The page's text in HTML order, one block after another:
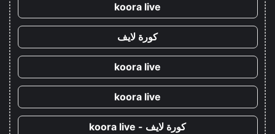
koora live
كورة لايف
koora live
koora live
كورة لايف - koora live